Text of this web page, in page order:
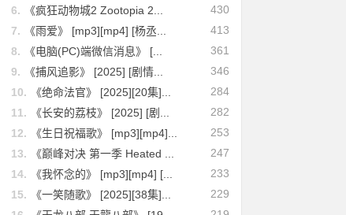
430
6.
《疯狂动物城2 Zootopia 2...
413
7.
《雨爱》 [mp3][mp4] [杨丞...
361
8.
《电脑(PC)端微信消息》 [...
346
9.
《捕风追影》 [2025] [剧情...
284
10.
《绝命法官》 [2025][20集]...
282
11.
《长安的荔枝》 [2025] [剧...
253
12.
《生日祝福歌》 [mp3][mp4]...
247
13.
《巅峰对决 第一季 Heated ...
233
14.
《我怀念的》 [mp3][mp4] [...
229
15.
《一笑随歌》 [2025][38集]...